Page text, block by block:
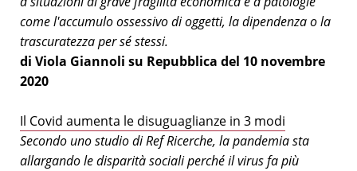
come l'accumulo ossessivo di oggetti, la dipendenza o la
trascuratezza per sé stessi.
di Viola Giannoli su Repubblica del 10 novembre
2020
Il Covid aumenta le disuguaglianze in 3 modi
Secondo uno studio di Ref Ricerche, la pandemia sta
allargando le disparità sociali perché il virus fa più